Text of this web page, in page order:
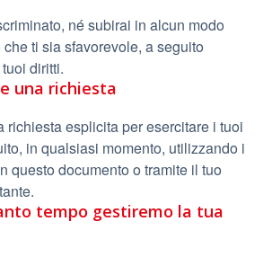
né subirai in alcun modo
ti sia sfavorevole, a seguito
diritti.
una richiesta
richiesta esplicita per esercitare i tuoi
in qualsiasi momento, utilizzando i
questo documento o tramite il tuo
tempo gestiremo la tua